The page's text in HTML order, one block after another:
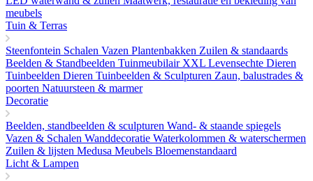
meubels
Tuin & Terras
Steenfontein Schalen Vazen Plantenbakken Zuilen & standaards
Beelden & Standbeelden Tuinmeubilair XXL Levensechte Dieren
Tuinbeelden Dieren Tuinbeelden & Sculpturen Zaun, balustrades &
poorten Natuursteen & marmer
Decoratie
Beelden, standbeelden & sculpturen Wand- & staande spiegels
Vazen & Schalen Wanddecoratie Waterkolommen & waterschermen
Zuilen & lijsten Medusa Meubels Bloemenstandaard
Licht & Lampen